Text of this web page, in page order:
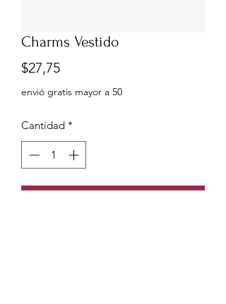
Charms Vestido
$27,75Precio
envió gratis mayor a 50
Cantidad *